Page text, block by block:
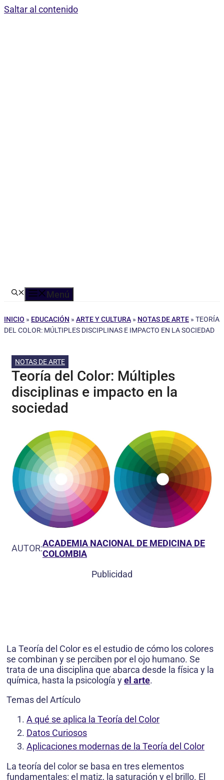
Saltar al contenido
Menú
INICIO » EDUCACIÓN » ARTE Y CULTURA » NOTAS DE ARTE » TEORÍA
DEL COLOR: MÚLTIPLES DISCIPLINAS E IMPACTO EN LA SOCIEDAD
NOTAS DE ARTE
Teoría del Color: Múltiples
disciplinas e impacto en la
sociedad
AUTOR:ACADEMIA NACIONAL DE MEDICINA DE
COLOMBIA
Publicidad
La Teoría del Color es el estudio de cómo los colores
se combinan y se perciben por el ojo humano. Se
trata de una disciplina que abarca desde la física y la
química, hasta la psicología yel arte.
Temas del Artículo
A qué se aplica la Teoría del Color
Datos Curiosos
Aplicaciones modernas de la Teoría del Color
La teoría del color se basa en tres elementos
fundamentales: el matiz, la saturación y el brillo. El